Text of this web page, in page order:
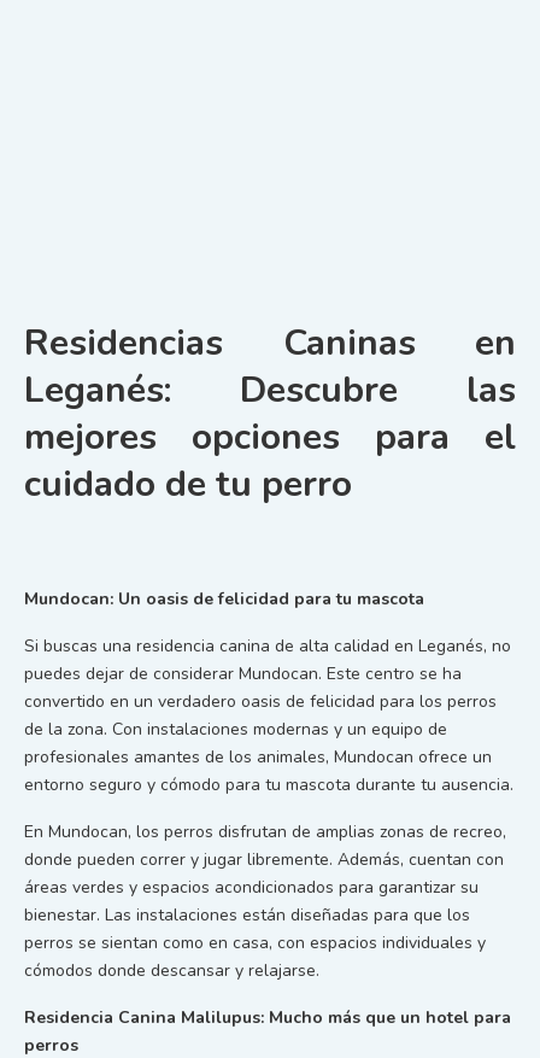
Residencias Caninas en
Leganés: Descubre las
mejores opciones para el
cuidado de tu perro
Mundocan: Un oasis de felicidad para tu mascota
Si buscas una residencia canina de alta calidad en Leganés, no
puedes dejar de considerar Mundocan. Este centro se ha
convertido en un verdadero oasis de felicidad para los perros
de la zona. Con instalaciones modernas y un equipo de
profesionales amantes de los animales, Mundocan ofrece un
entorno seguro y cómodo para tu mascota durante tu ausencia.
En Mundocan, los perros disfrutan de amplias zonas de recreo,
donde pueden correr y jugar libremente. Además, cuentan con
áreas verdes y espacios acondicionados para garantizar su
bienestar. Las instalaciones están diseñadas para que los
perros se sientan como en casa, con espacios individuales y
cómodos donde descansar y relajarse.
Residencia Canina Malilupus: Mucho más que un hotel para
perros